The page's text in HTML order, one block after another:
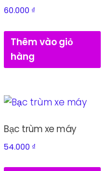
60.000 ₫
Thêm vào giỏ
hàng
Bạc trùm xe máy
54.000 ₫